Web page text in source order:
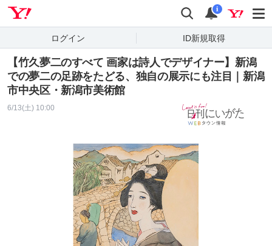
検索 通知
i
ログイン ID新規取得
【竹久夢二のすべて 画家は詩人でデザイナー】新潟
での夢二の足跡をたどる、独自の展示にも注目｜新潟
市中央区・新潟市美術館
6/13(土) 10:00